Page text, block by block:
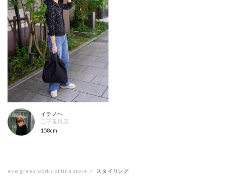
イチノヘ
二子玉川店
158cm
evergreen works online store スタイリング